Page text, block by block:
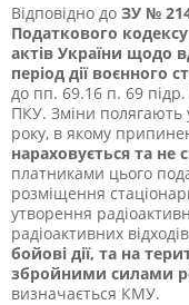
Відповідно до ЗУ №
Податкового
актів України щодо
період дії воєнного
до пп. 69.16 п. 69
ПКУ. Зміни полягають
року, в якому
нараховується та не
платниками цього
розміщення
утворення
радіоактивних відходів
бойові дії, та на
збройними силами
визначається КМУ.